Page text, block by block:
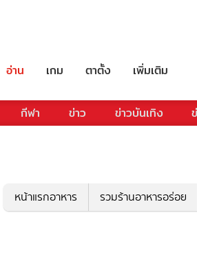
อ่าน เกม ตาตั้ง เพิ่มเติม
กีฬา ข่าว ข่าวบันเทิง
หน้าแรกอาหาร รวมร้านอาหารอร่อย